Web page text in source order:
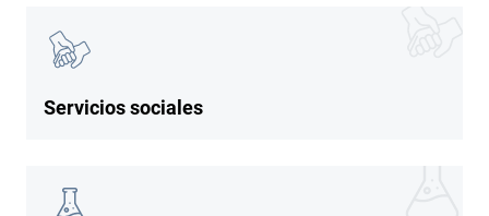
Imagen
Servicios sociales
Imagen
Imagen
Imagen